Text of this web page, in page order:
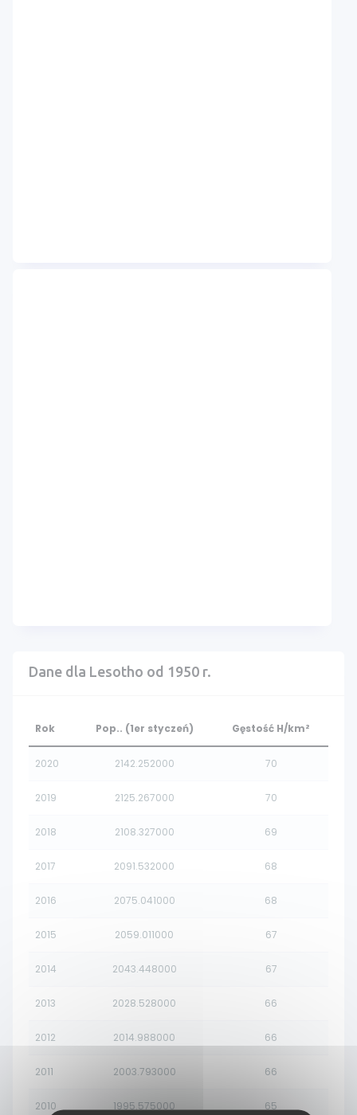
Dane dla Lesotho od 1950 r.
Rok Pop.. (1er styczeń) Gęstość H/km²
2020 2142.252000 70
2019 2125.267000 70
2018 2108.327000 69
2017 2091.532000 68
2016 2075.041000 68
2015 2059.011000 67
2014 2043.448000 67
2013 2028.528000 66
2012 2014.988000 66
2011 2003.793000 66
2010 1995.575000 65